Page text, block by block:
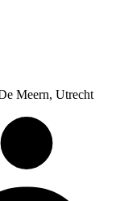
Meern, Utrecht